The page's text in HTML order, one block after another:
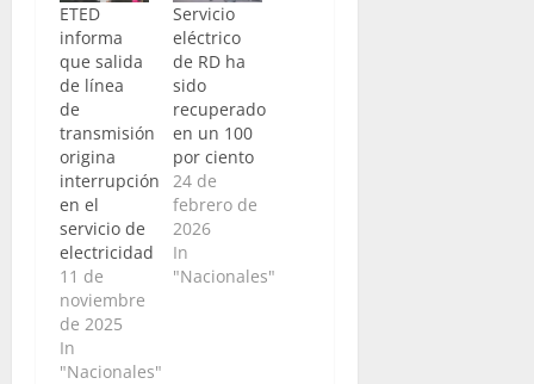
ETED
informa
que salida
de línea
de
transmisión
origina
interrupción
en el
servicio de
electricidad
11 de
noviembre
de 2025
In
"Nacionales"
Servicio
eléctrico
de RD ha
sido
recuperado
en un 100
por ciento
24 de
febrero de
2026
In
"Nacionales"